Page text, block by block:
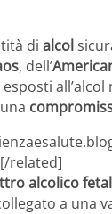
di alcol
, dell’
related]
alcolico
a una